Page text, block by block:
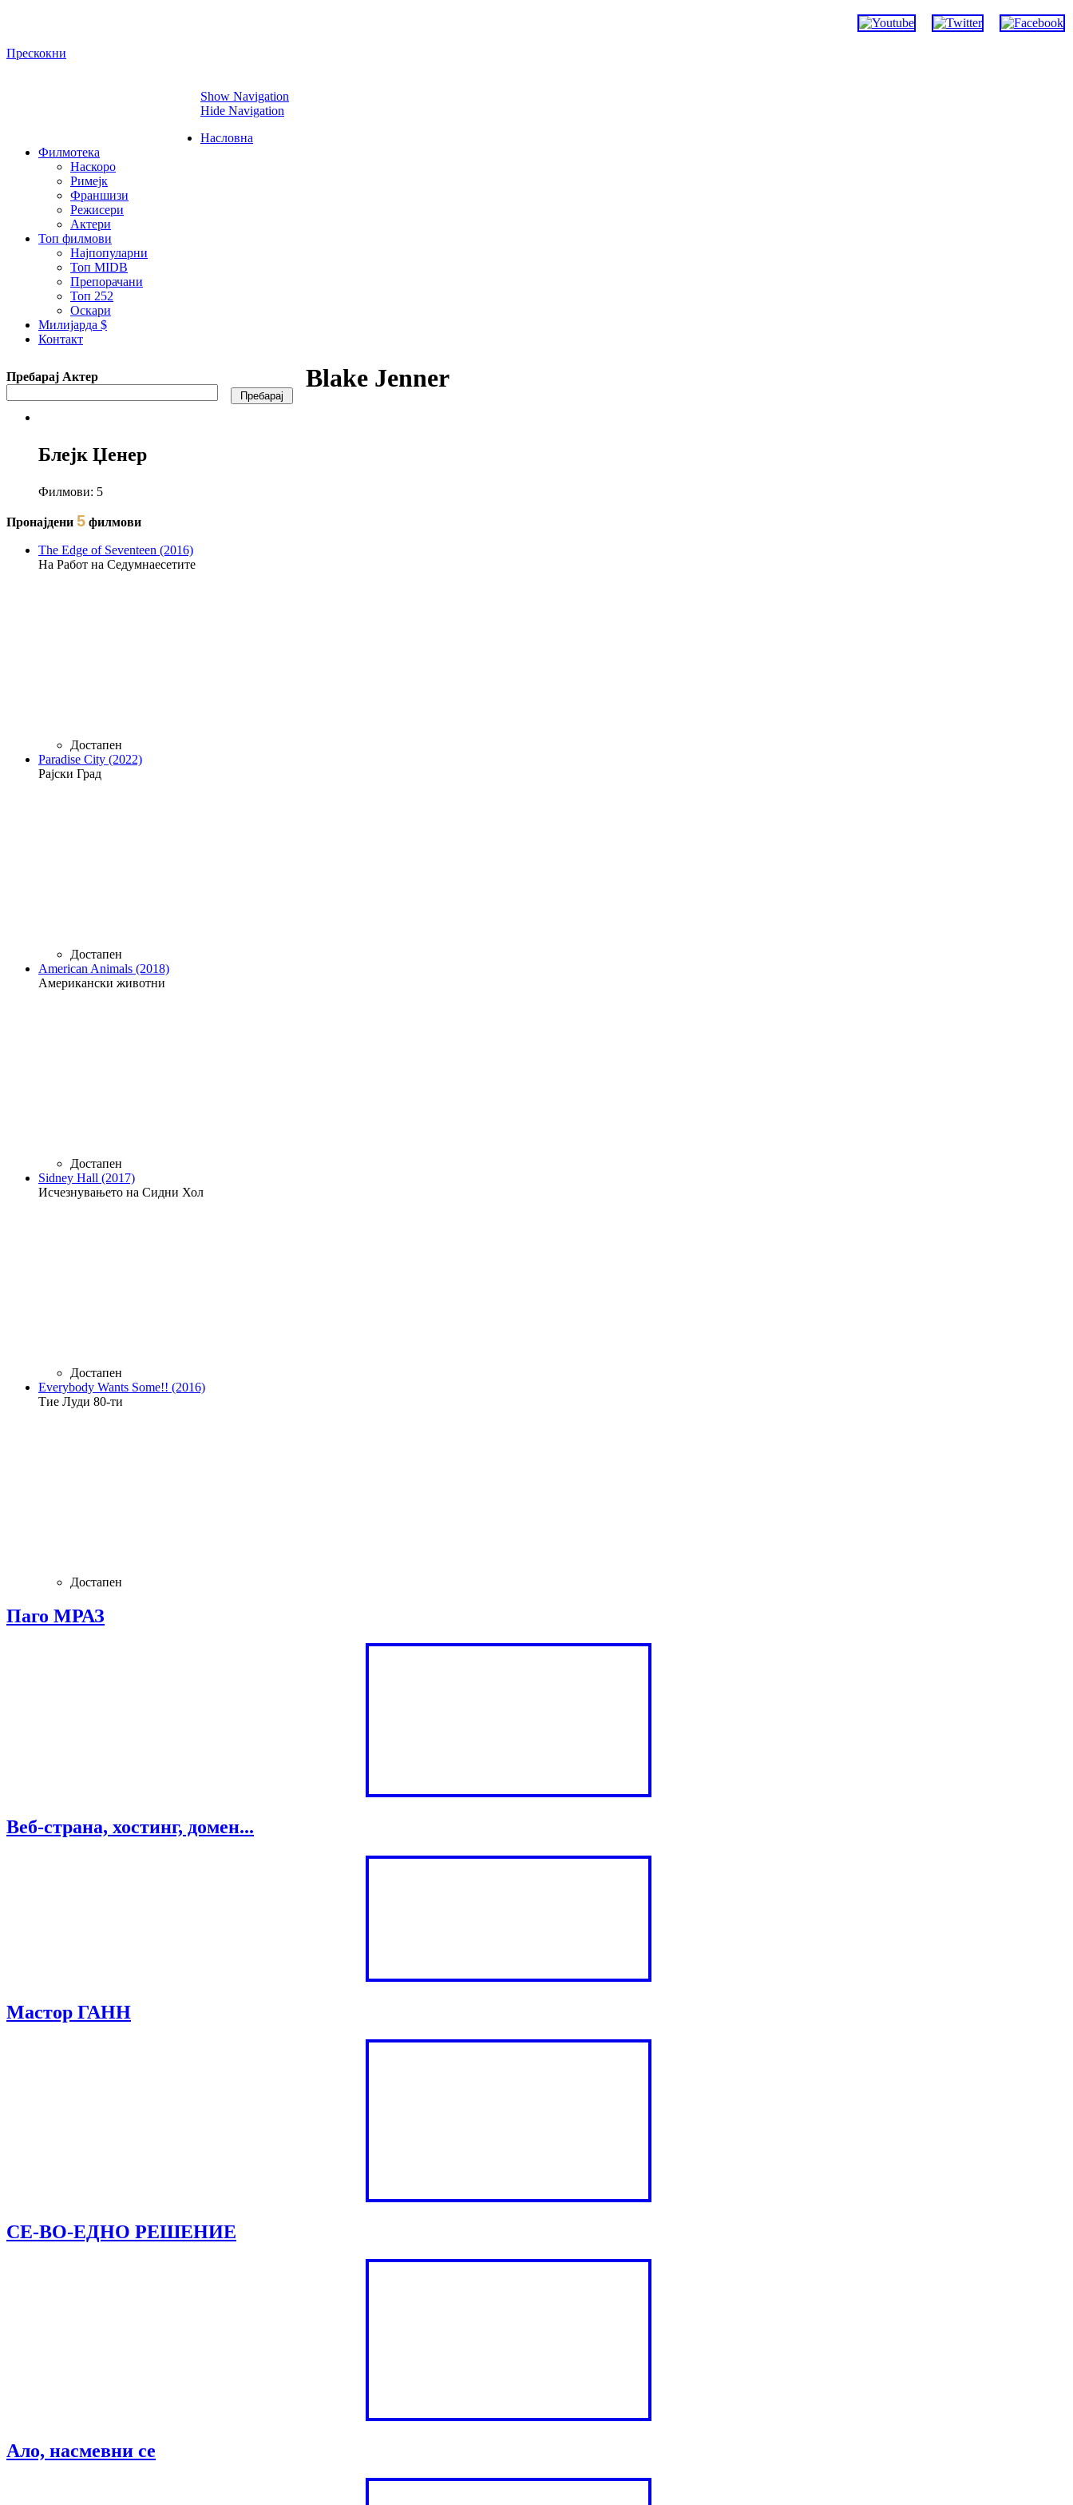
Прескокни
Show Navigation
Hide Navigation
Насловна
Филмотека
Наскоро
Римејк
Франшизи
Режисери
Актери
Топ филмови
Најпопуларни
Топ MIDB
Препорачани
Топ 252
Оскари
Милијарда $
Контакт
Пребарај Актер Blake Jenner
Блејк Џенер
Филмови: 5
Пронајдени 5 филмови
The Edge of Seventeen (2016)
На Работ на Седумнаесетите
Достапен
Paradise City (2022)
Рајски Град
Достапен
American Animals (2018)
Американски животни
Достапен
Sidney Hall (2017)
Исчезнувањето на Сидни Хол
Достапен
Everybody Wants Some!! (2016)
Тие Луди 80-ти
Достапен
Паго МРАЗ
Веб-страна, хостинг, домен...
Мастор ГАНН
СЕ-ВО-ЕДНО РЕШЕНИЕ
Ало, насмевни се